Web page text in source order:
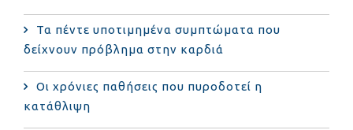
Τα πέντε υποτιμημένα συμπτώματα που
δείχνουν πρόβλημα στην καρδιά
Οι χρόνιες παθήσεις που πυροδοτεί η
κατάθλιψη